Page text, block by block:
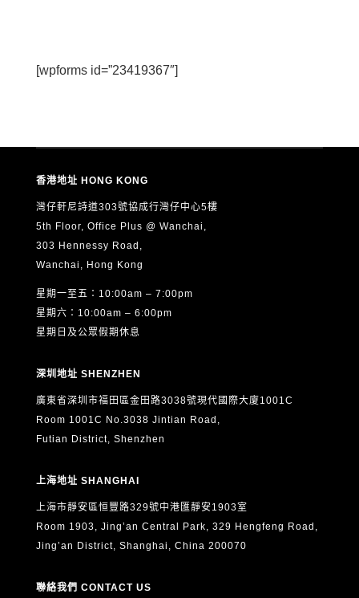
[wpforms id=”23419367″]
香港地址 HONG KONG
灣仔軒尼詩道303號協成行灣仔中心5樓
5th Floor, Office Plus @ Wanchai,
303 Hennessy Road,
Wanchai, Hong Kong
星期一至五：10:00am – 7:00pm
星期六：10:00am – 6:00pm
星期日及公眾假期休息
深圳地址 SHENZHEN
廣東省深圳市福田區金田路3038號現代國際大廈1001C
Room 1001C No.3038 Jintian Road,
Futian District, Shenzhen
上海地址 SHANGHAI
上海市靜安區恒豐路329號中港匯靜安1903室
Room 1903, Jing’an Central Park, 329 Hengfeng Road,
Jing’an District, Shanghai, China 200070
聯絡我們 CONTACT US